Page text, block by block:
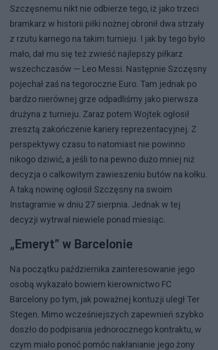
Szczęsnemu nikt nie odbierze tego, iż jako trzeci
bramkarz w historii piłki nożnej obronił dwa strzały
z rzutu karnego na takim turnieju. I jak by tego było
mało, dał mu się też zwieść najlepszy piłkarz
wszechczasów — Leo Messi. Następnie Szczęsny
pojechał zaś na tegoroczne Euro. Tam jednak po
bardzo nierównej grze odpadliśmy jako pierwsza
drużyna z turnieju. Zaraz potem Wojtek ogłosił
zresztą zakończenie kariery reprezentacyjnej. Z
perspektywy czasu to natomiast nie powinno
nikogo dziwić, a jeśli to na pewno dużo mniej niż
decyzja o całkowitym zawieszeniu butów na kołku.
A taką nowinę ogłosił Szczęsny na swoim
Instagramie w dniu 27 sierpnia. Jednak w tej
decyzji wytrwał niewiele ponad miesiąc.
„Emeryt” w Barcelonie
Na początku października zainteresowanie jego
osobą wykazało bowiem kierownictwo FC
Barcelony po tym, jak poważnej kontuzji uległ Ter
Stegen. Mimo wcześniejszych zapewnień szybko
doszło do podpisania jednorocznego kontraktu, w
czym miało ponoć pomóc nakłanianie jego żony